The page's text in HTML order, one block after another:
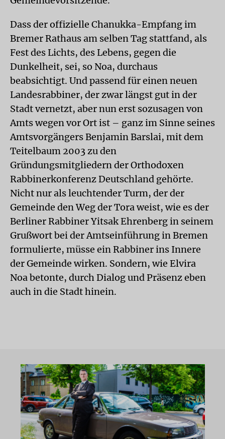
Dass der offizielle Chanukka-Empfang im
Bremer Rathaus am selben Tag stattfand, als
Fest des Lichts, des Lebens, gegen die
Dunkelheit, sei, so Noa, durchaus
beabsichtigt. Und passend für einen neuen
Landesrabbiner, der zwar längst gut in der
Stadt vernetzt, aber nun erst sozusagen von
Amts wegen vor Ort ist – ganz im Sinne seines
Amtsvorgängers Benjamin Barslai, mit dem
Teitelbaum 2003 zu den
Gründungsmitgliedern der Orthodoxen
Rabbinerkonferenz Deutschland gehörte.
Nicht nur als leuchtender Turm, der der
Gemeinde den Weg der Tora weist, wie es der
Berliner Rabbiner Yitsak Ehrenberg in seinem
Grußwort bei der Amtseinführung in Bremen
formulierte, müsse ein Rabbiner ins Innere
der Gemeinde wirken. Sondern, wie Elvira
Noa betonte, durch Dialog und Präsenz eben
auch in die Stadt hinein.